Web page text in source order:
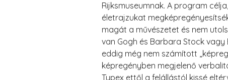
Rijksmuseumnak. A program
életrajzukat
magát a művészetet és nem
van Gogh és Barbara Stock
eddig még nem számított
képregényben megjelenő
Typex ettől a felállástól kissé